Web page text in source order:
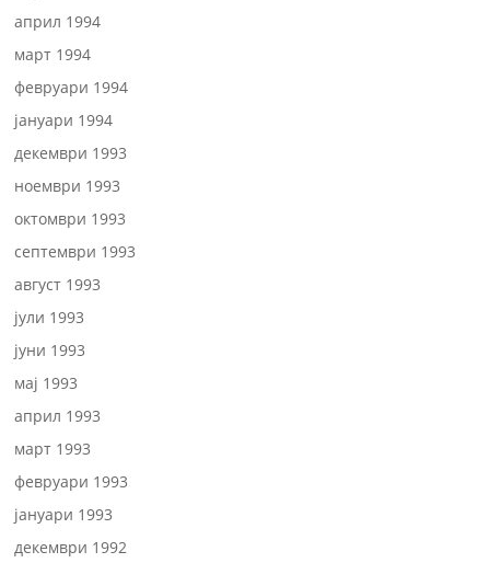
април 1994
март 1994
февруари 1994
јануари 1994
декември 1993
ноември 1993
октомври 1993
септември 1993
август 1993
јули 1993
јуни 1993
мај 1993
април 1993
март 1993
февруари 1993
јануари 1993
декември 1992